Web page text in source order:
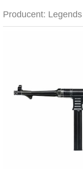
Producent: Legends